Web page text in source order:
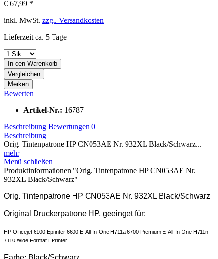
€ 67,99 *
inkl. MwSt. zzgl. Versandkosten
Lieferzeit ca. 5 Tage
In den Warenkorb
Vergleichen
Merken
Bewerten
Artikel-Nr.: 16787
Beschreibung Bewertungen 0
Beschreibung
Orig. Tintenpatrone HP CN053AE Nr. 932XL Black/Schwarz...
mehr
Menü schließen
Produktinformationen "Orig. Tintenpatrone HP CN053AE Nr.
932XL Black/Schwarz"
Orig. Tintenpatrone HP CN053AE Nr. 932XL Black/Schwarz
Original Druckerpatrone HP, geeinget für:
HP Officejet 6100 Eprinter 6600 E-All-In-One H711a 6700 Premium E-All-In-One H711n
7110 Wide Format EPrinter
Farbe: Black/Schwarz